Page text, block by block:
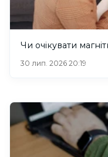
Чи очікувати
30 лип. 2026 20:19